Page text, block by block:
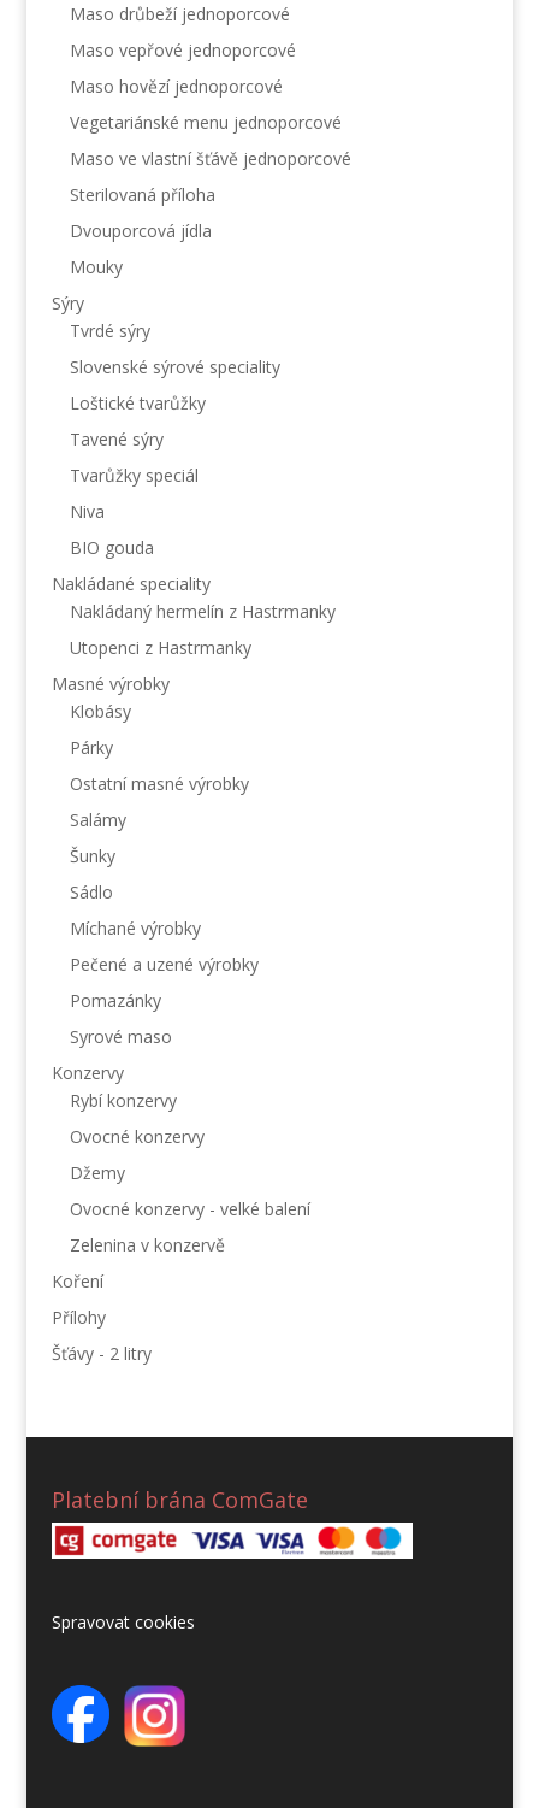
Maso drůbeží jednoporcové
Maso vepřové jednoporcové
Maso hovězí jednoporcové
Vegetariánské menu jednoporcové
Maso ve vlastní šťávě jednoporcové
Sterilovaná příloha
Dvouporcová jídla
Mouky
Sýry
Tvrdé sýry
Slovenské sýrové speciality
Loštické tvarůžky
Tavené sýry
Tvarůžky speciál
Niva
BIO gouda
Nakládané speciality
Nakládaný hermelín z Hastrmanky
Utopenci z Hastrmanky
Masné výrobky
Klobásy
Párky
Ostatní masné výrobky
Salámy
Šunky
Sádlo
Míchané výrobky
Pečené a uzené výrobky
Pomazánky
Syrové maso
Konzervy
Rybí konzervy
Ovocné konzervy
Džemy
Ovocné konzervy - velké balení
Zelenina v konzervě
Koření
Přílohy
Šťávy - 2 litry
Platební brána ComGate
Spravovat cookies